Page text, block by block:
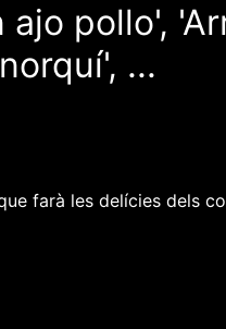
ajo pollo',
...
farà les delícies dels